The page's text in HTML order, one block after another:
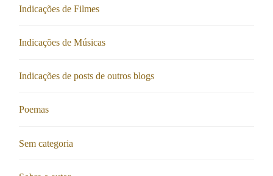
Indicações de Filmes
Indicações de Músicas
Indicações de posts de outros blogs
Poemas
Sem categoria